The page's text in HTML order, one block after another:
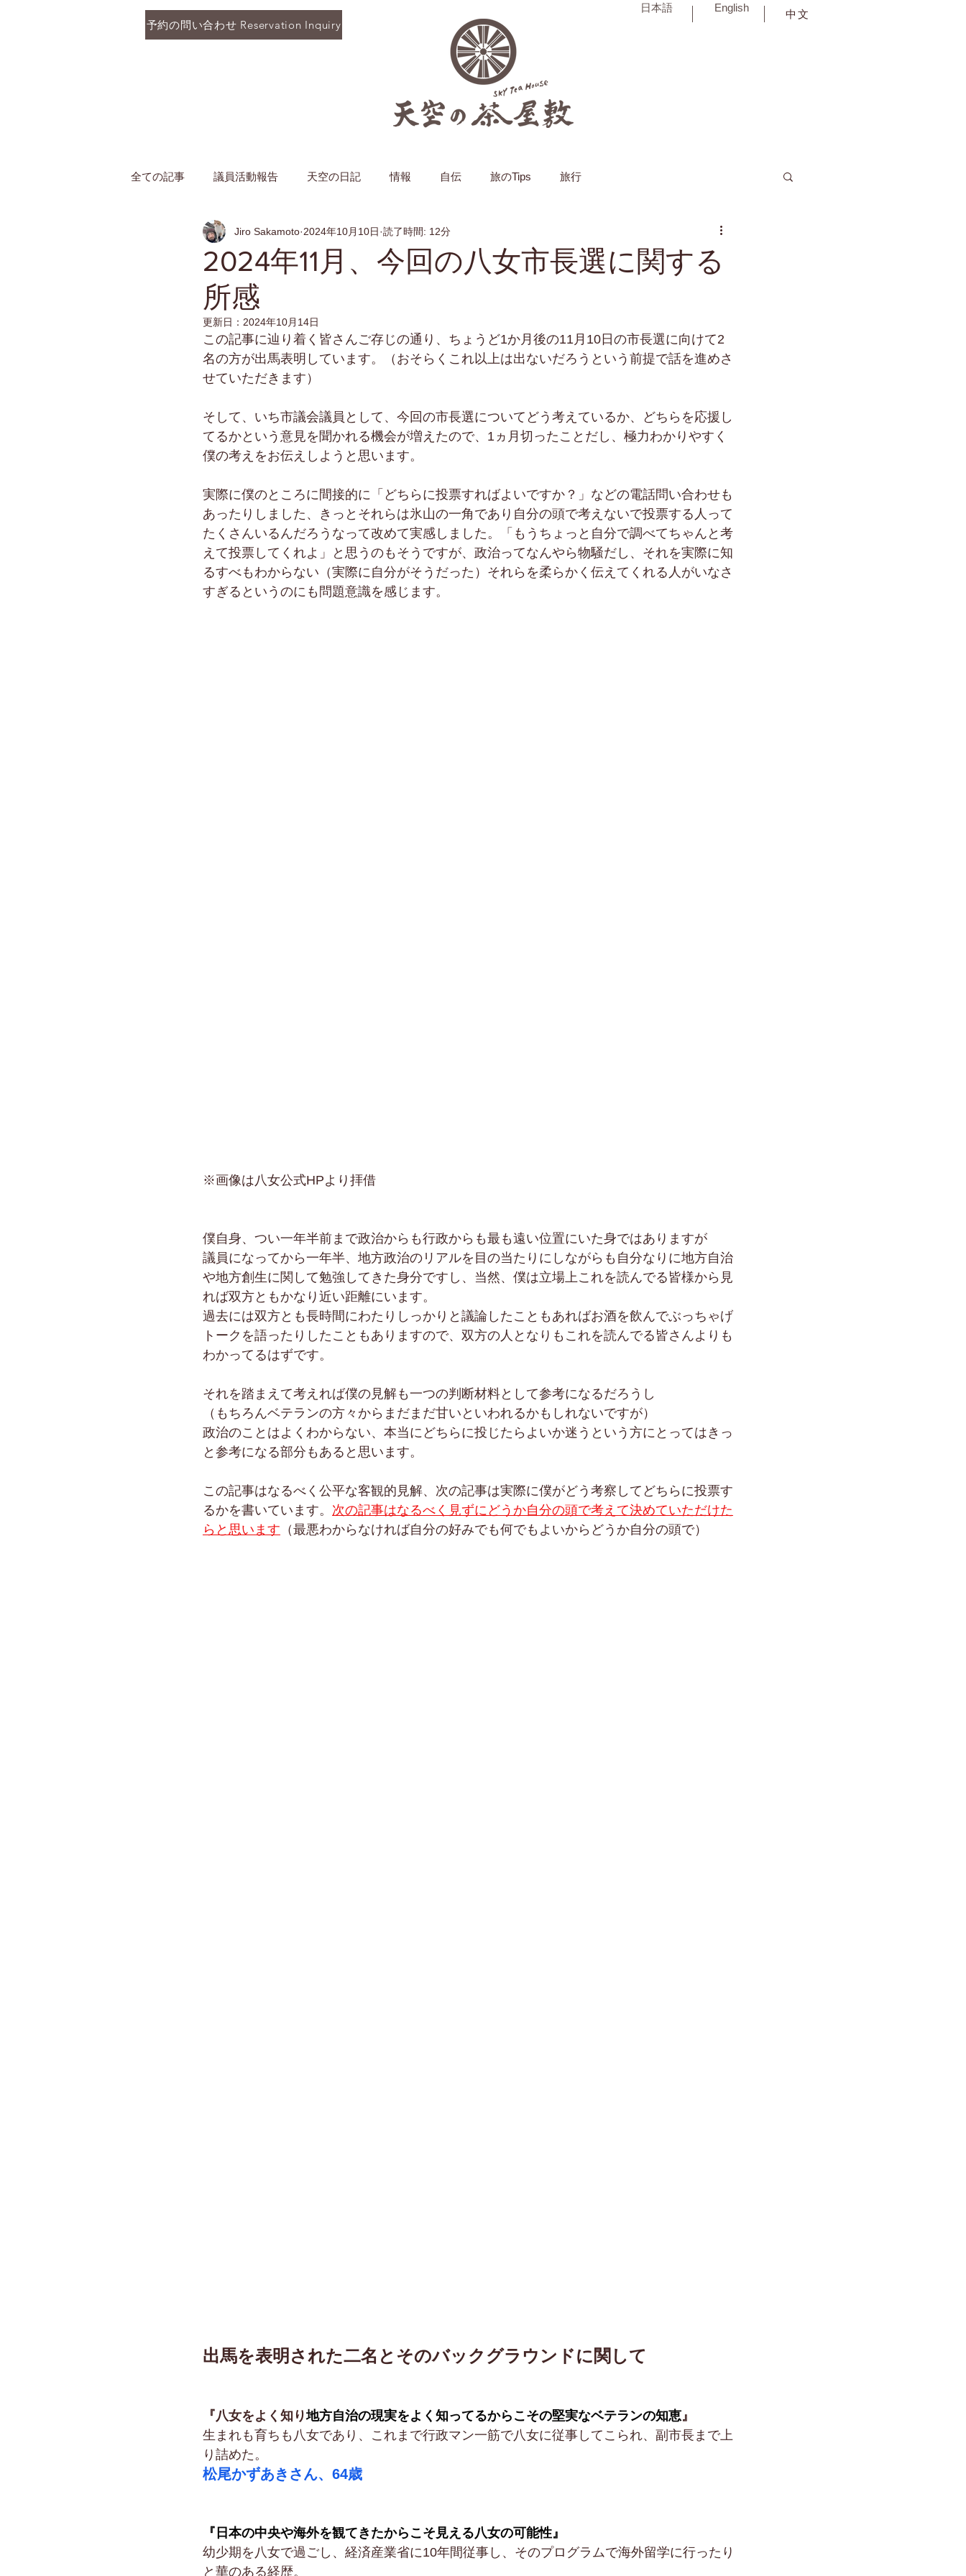
予約の問い合わせ Reservation Inquiry
日本語 English 中文
全ての記事 議員活動報告 天空の日記 情報 自伝 旅のTips 旅行
2024年11月、今回の八女市長選に関する
所感
Jiro Sakamoto 2024年10月10日 読了時間: 12分
更新日： 2024年10月14日
この記事に辿り着く皆さんご存じの通り、ちょうど1か月後の11月10日の市長選に向けて2
名の方が出馬表明しています。（おそらくこれ以上は出ないだろうという前提で話を進めさ
せていただきます）
そして、いち市議会議員として、今回の市長選についてどう考えているか、どちらを応援し
てるかという意見を聞かれる機会が増えたので、1ヵ月切ったことだし、極力わかりやすく
僕の考えをお伝えしようと思います。
実際に僕のところに間接的に「どちらに投票すればよいですか？」などの電話問い合わせも
あったりしました、きっとそれらは氷山の一角であり自分の頭で考えないで投票する人って
たくさんいるんだろうなって改めて実感しました。「もうちょっと自分で調べてちゃんと考
えて投票してくれよ」と思うのもそうですが、政治ってなんやら物騒だし、それを実際に知
るすべもわからない（実際に自分がそうだった）それらを柔らかく伝えてくれる人がいなさ
すぎるというのにも問題意識を感じます。
※画像は八女公式HPより拝借
僕自身、つい一年半前まで政治からも行政からも最も遠い位置にいた身ではありますが
議員になってから一年半、地方政治のリアルを目の当たりにしながらも自分なりに地方自治
や地方創生に関して勉強してきた身分ですし、当然、僕は立場上これを読んでる皆様から見
れば双方ともかなり近い距離にいます。
過去には双方とも長時間にわたりしっかりと議論したこともあればお酒を飲んでぶっちゃげ
トークを語ったりしたこともありますので、双方の人となりもこれを読んでる皆さんよりも
わかってるはずです。
それを踏まえて考えれば僕の見解も一つの判断材料として参考になるだろうし
（もちろんベテランの方々からまだまだ甘いといわれるかもしれないですが）
政治のことはよくわからない、本当にどちらに投じたらよいか迷うという方にとってはきっ
と参考になる部分もあると思います。
この記事はなるべく公平な客観的見解、次の記事は実際に僕がどう考察してどちらに投票す
るかを書いています。 次の記事はなるべく見ずにどうか自分の頭で考えて決めていただけた
らと思います （最悪わからなければ自分の好みでも何でもよいからどうか自分の頭で）
出馬を表明された二名とそのバックグラウンドに関して
『八女をよく知り地方自治の現実をよく知ってるからこその堅実なベテランの知恵 』
生まれも育ちも八女であり、これまで行政マン一筋で八女に従事してこられ、副市長まで上
り詰めた。
松尾かずあきさん、64歳
『日本の中央や海外を観てきたからこそ見える八女の可能性』
幼少期を八女で過ごし、経済産業省に10年間従事し、そのプログラムで海外留学に行ったり
と華のある経歴。